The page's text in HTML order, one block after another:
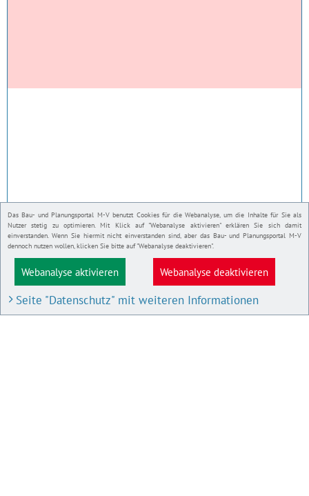
Das Bau- und Planungsportal M-V benutzt Cookies für die Webanalyse, um die Inhalte für Sie als
Nutzer stetig zu optimieren. Mit Klick auf "Webanalyse aktivieren" erklären Sie sich damit
einverstanden. Wenn Sie hiermit nicht einverstanden sind, aber das Bau- und Planungsportal M-V
dennoch nutzen wollen, klicken Sie bitte auf "Webanalyse deaktivieren".
Webanalyse aktivieren Webanalyse deaktivieren
Seite "Datenschutz" mit weiteren Informationen